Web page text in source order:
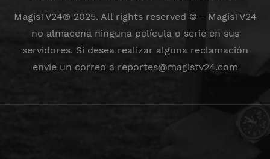
MagisTV24® 2025. All rights reserved © - MagisTV24
no almacena ninguna película o serie en sus
servidores. Si desea realizar alguna reclamación
envíe un correo a reportes@magistv24.com